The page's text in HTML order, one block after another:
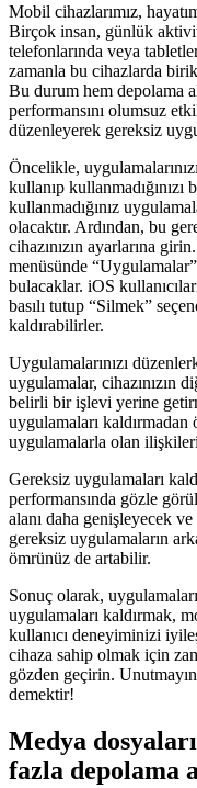
Mobil cihazlarımız,
Birçok insan, günlük
telefonlarında veya
zamanla bu cihazlarda
Bu durum hem depolama
performansını olumsuz
düzenleyerek gereksiz
Öncelikle,
kullanıp
kullanmadığınız
olacaktır. Ardından, bu
cihazınızın ayarlarına
menüsünde
bulacaklar. iOS
basılı tutup “Silmek”
kaldırabilirler.
Uygulamalarınızı
uygulamalar, cihazınızın
belirli bir işlevi yerine
uygulamaları kaldırmadan
uygulamalarla olan
Gereksiz uygulamaları
performansında gözle
alanı daha genişleyecek ve
gereksiz uygulamaların
ömrünüz de artabilir.
Sonuç olarak,
uygulamaları kaldırmak,
kullanıcı deneyiminizi
cihaza sahip olmak için
gözden geçirin.
demektir!
Medya
fazla depolama